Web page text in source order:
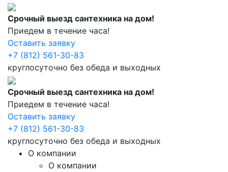
Срочный выезд сантехника на дом!
Приедем в течение часа!
Оставить заявку
+7 (812) 561-30-83
круглосуточно без обеда и выходных
Срочный выезд сантехника на дом!
Приедем в течение часа!
Оставить заявку
+7 (812) 561-30-83
круглосуточно без обеда и выходных
О компании
О компании